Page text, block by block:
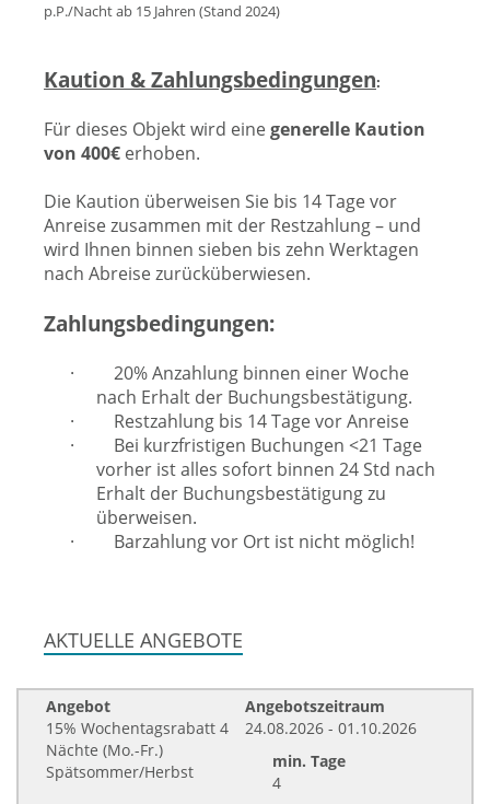
p.P./Nacht ab 15 Jahren (Stand 2024)
Kaution & Zahlungsbedingungen:
Für dieses Objekt wird einegenerelle Kaution
von 400€ erhoben.
Die Kaution überweisen Sie bis 14 Tage vor
Anreise zusammen mit der Restzahlung – und
wird Ihnen binnen sieben bis zehn Werktagen
nach Abreise zurücküberwiesen.
Zahlungsbedingungen:
· 20% Anzahlung binnen einer Woche
nach Erhalt der Buchungsbestätigung.
· Restzahlung bis 14 Tage vor Anreise
· Bei kurzfristigen Buchungen <21 Tage
vorher ist alles sofort binnen 24 Std nach
Erhalt der Buchungsbestätigung zu
überweisen.
· Barzahlung vor Ort ist nicht möglich!
AKTUELLE ANGEBOTE
Angebot
15% Wochentagsrabatt 4
Nächte (Mo.-Fr.)
Spätsommer/Herbst
Angebotszeitraum
24.08.2026 - 01.10.2026
min. Tage
4